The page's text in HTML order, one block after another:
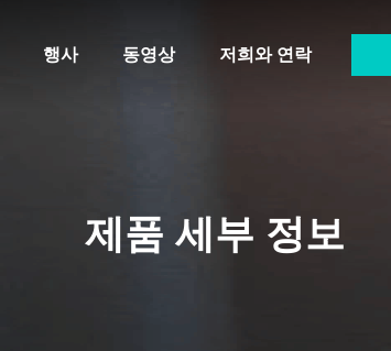
행사 동영상 저희와 연락
제품 세부 정보